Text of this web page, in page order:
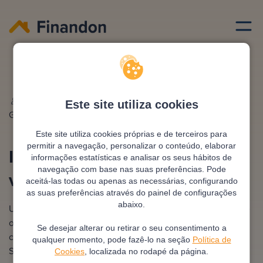
Este site utiliza cookies
Este site utiliza cookies próprias e de terceiros para
permitir a navegação, personalizar o conteúdo, elaborar
informações estatísticas e analisar os seus hábitos de
navegação com base nas suas preferências. Pode
aceitá-las todas ou apenas as necessárias, configurando
as suas preferências através do painel de configurações
abaixo.
Se desejar alterar ou retirar o seu consentimento a
qualquer momento, pode fazê-lo na seção Política de
Cookies, localizada no rodapé da página.
Intermediarios de credito
Intermediario de credito nao vinculado
Ana
González
Editado e revisto por
Intermediário de crédito não
vinculado
Um intermediário de crédito não vinculado é uma entidade
ou pessoa que atua de forma independente, sem ligação
contratual exclusiva com nenhuma instituição financeira.
Seu papel é apresentar propostas de crédito de diferentes